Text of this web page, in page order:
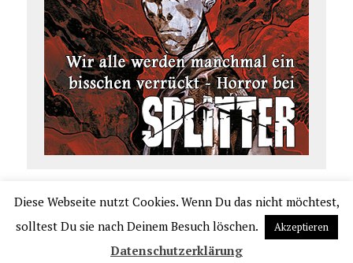
COPYRIGHT 2026 | COMIC.DE
VERLAGSAUSLIEFERUNG UND VER
TRIEB PPM
Diese Webseite nutzt Cookies. Wenn Du das nicht möchtest,
solltest Du sie nach Deinem Besuch löschen.
Akzeptieren
Datenschutzerklärung